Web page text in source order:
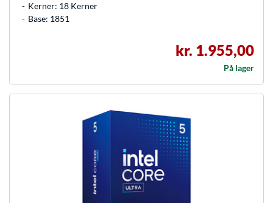
Kerner: 18 Kerner
Base: 1851
kr. 1.955,00
På lager